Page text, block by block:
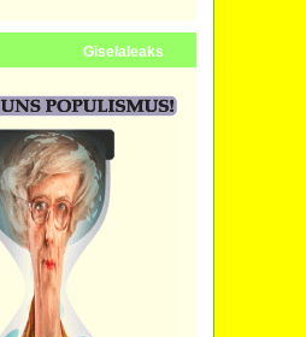
Giselaleaks